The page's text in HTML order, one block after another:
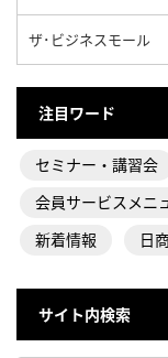
ザ･ビジネスモール
注目ワード
セミナー・講習会
会員サービスメニ
新着情報
日
サイト内検索